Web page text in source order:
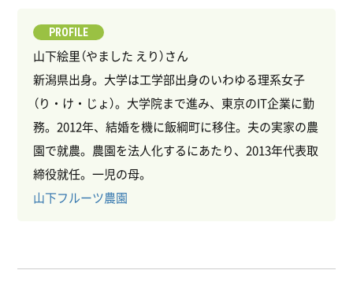
PROFILE
山下絵里（やました えり）さん
新潟県出身。大学は工学部出身のいわゆる理系女子
（り・け・じょ）。大学院まで進み、東京のIT企業に勤
務。2012年、結婚を機に飯綱町に移住。夫の実家の農
園で就農。農園を法人化するにあたり、2013年代表取
締役就任。一児の母。
山下フルーツ農園